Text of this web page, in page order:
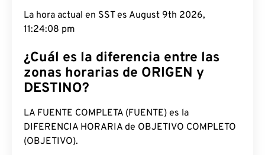
La hora actual en SST es August 9th 2026,
11:24:09 pm
¿Cuál es la diferencia entre las
zonas horarias de ORIGEN y
DESTINO?
LA FUENTE COMPLETA (FUENTE) es la
DIFERENCIA HORARIA de OBJETIVO COMPLETO
(OBJETIVO).